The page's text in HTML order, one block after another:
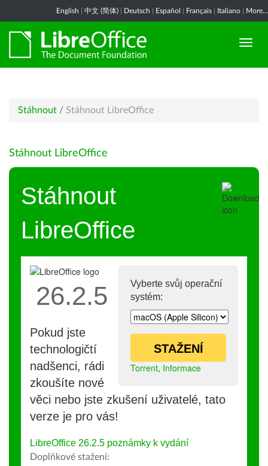
English 中文 (简体) Deutsch Español Français Italiano More...
Stáhnout / Stáhnout LibreOffice
Stáhnout LibreOffice
Stáhnout
LibreOffice
Vyberte svůj operační
systém:
STAŽENÍ
Torrent, Informace
26.2.5
Pokud jste
technologičtí
nadšenci, rádi
zkoušíte nové
věci nebo jste zkušení uživatelé, tato
verze je pro vás!
LibreOffice 26.2.5 poznámky k vydání
Doplňkové stažení: